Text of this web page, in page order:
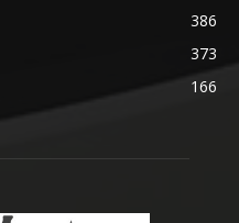
386
373
166